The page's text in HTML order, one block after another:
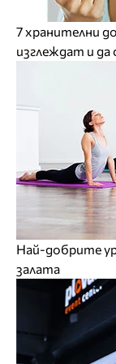
7 хранителни
изглеждат и
Най-добрите
залата